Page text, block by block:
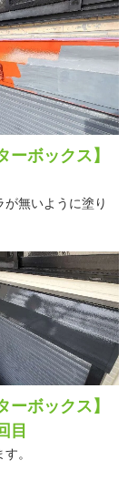
ーボックス】
が無いように塗り
ーボックス】
目
。